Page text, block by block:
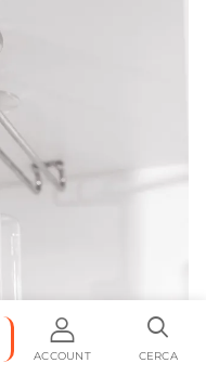
ACCOUNT CERCA